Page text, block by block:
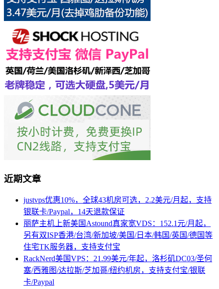
近期文章
justvps优惠10%，全球43机房可选，2.2美元/月起，支持
银联卡/Paypal，14天退款保证
丽萨主机上新美国Astound真家宽VDS：152.1元/月起，
另有双ISP香港/台湾/新加坡/美国/日本/韩国/英国/德国等
住宅TK服务器，支持支付宝
RackNerd美国VPS：21.99美元/年起，洛杉矶DC03/圣何
塞/西雅图/达拉斯/芝加哥/纽约机房，支持支付宝/银联
卡/Paypal